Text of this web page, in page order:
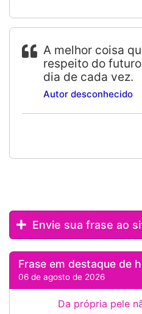
A melhor coisa
respeito do
dia de cada vez.
Autor desconhecido
Envie sua frase ao
Frase em destaque de
06 de agosto de 2026
Da própria pele